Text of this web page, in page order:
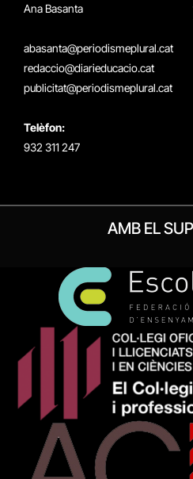
Ana Basanta
abasanta@periodismeplural.cat
redaccio@diarieducacio.cat
publicitat@periodismeplural.cat
Telèfon:
932 311 247
AMB EL